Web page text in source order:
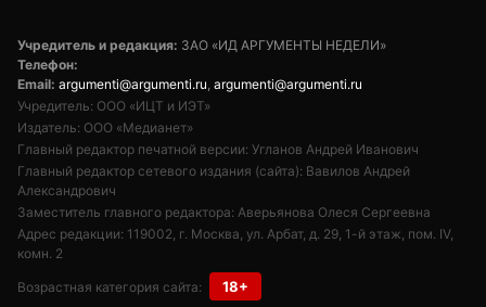
Учредитель и редакция: ЗАО «ИД АРГУМЕНТЫ НЕДЕЛИ»
Телефон:
Email: argumenti@argumenti.ru argumenti@argumenti.ru
Учредитель: ООО «ИЦТ и ИЭТ»
Издатель: ООО «Медианет»
Главный редактор печатной версии: Угланов Андрей Иванович
Главный редактор сетевого издания (сайта): Вавилов Андрей
Александрович
Заместитель главного редактора: Аверьянова Олеся Сергеевна
Адрес редакции: 119002, г. Москва, ул. Арбат, д. 29, 1-й этаж, пом. IV,
комн. 2
Возрастная категория сайта: 18+